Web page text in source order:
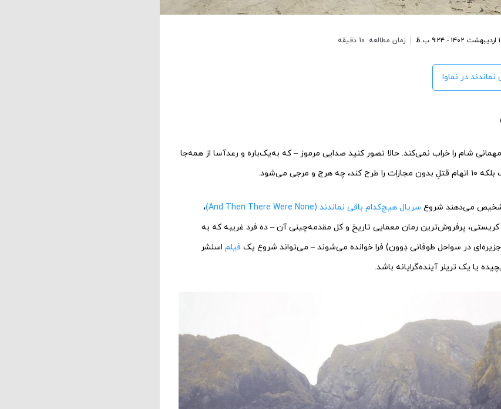
زمان مطالعه: 10 دقیقه
در نماوا
شام را خراب نمی‌کند. حالا تصور کنید صدایی مرموز – که به‌یک‌باره و رعدآسا از همه‌جا
مرجی می‌شود.
تشخیص می‌دهند شروع سریال هیچ‌کدام باقی نماندند (And Then There Were None)
،
کریستی، پرفروش‌ترین رمان معمایی تاریخ و کل مقدمه‌چینی آن – ده فرد غریبه که به
جزیره‌‌ای در سواحل طوفانی دِوون) فرا خوانده می‌شوند – می‌تواند شروع یک فیلم اسلشر
یا یک تریلر آینده‌گرایانه باشد.